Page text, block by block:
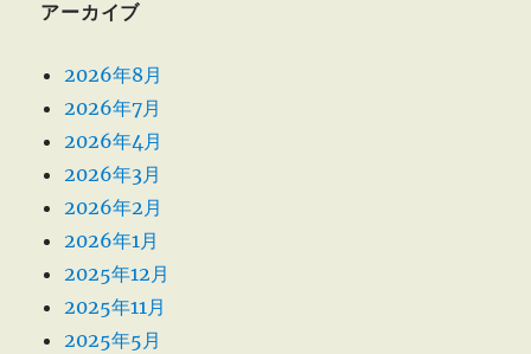
アーカイブ
2026年8月
2026年7月
2026年4月
2026年3月
2026年2月
2026年1月
2025年12月
2025年11月
2025年5月